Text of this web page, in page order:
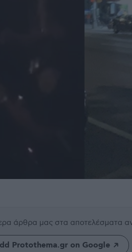
άρθρα μας στα αποτελέσματα
Protothema.gr on Google